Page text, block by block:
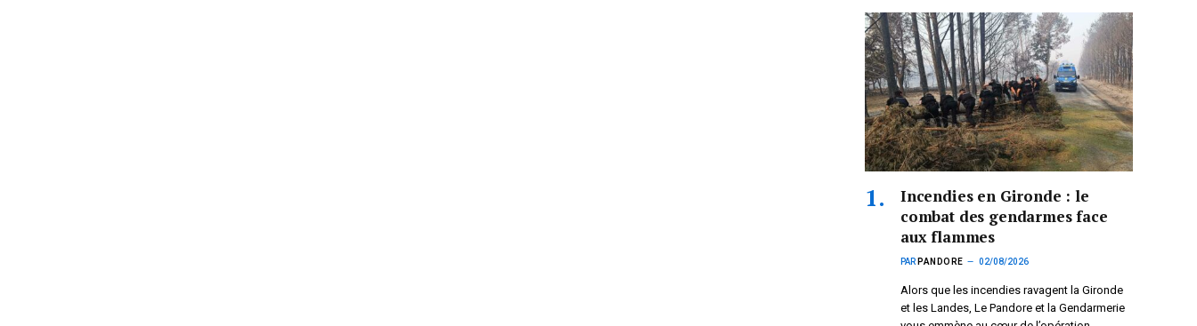
Incendies en Gironde : le
combat des gendarmes face
aux flammes
PAR PANDORE 02/08/2026
Alors que les incendies ravagent la Gironde
et les Landes, Le Pandore et la Gendarmerie